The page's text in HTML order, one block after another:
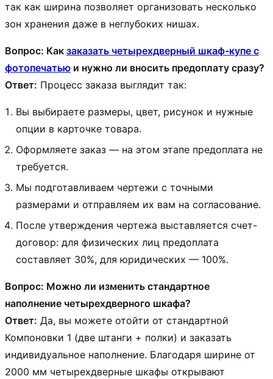
так как ширина позволяет организовать несколько
зон хранения даже в неглубоких нишах.
Вопрос: Как заказать четырехдверный шкаф-купе с
фотопечатью и нужно ли вносить предоплату сразу?
Ответ: Процесс заказа выглядит так:
Вы выбираете размеры, цвет, рисунок и нужные
опции в карточке товара.
Оформляете заказ — на этом этапе предоплата не
требуется.
Мы подготавливаем чертежи с точными
размерами и отправляем их вам на согласование.
После утверждения чертежа выставляется счет-
договор: для физических лиц предоплата
составляет 30%, для юридических — 100%.
Вопрос: Можно ли изменить стандартное
наполнение четырехдверного шкафа?
Ответ: Да, вы можете отойти от стандартной
Компоновки 1 (две штанги + полки) и заказать
индивидуальное наполнение. Благодаря ширине от
2000 мм четырехдверные шкафы открывают